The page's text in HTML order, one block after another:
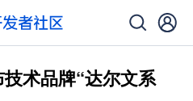
术品牌“达尔文系